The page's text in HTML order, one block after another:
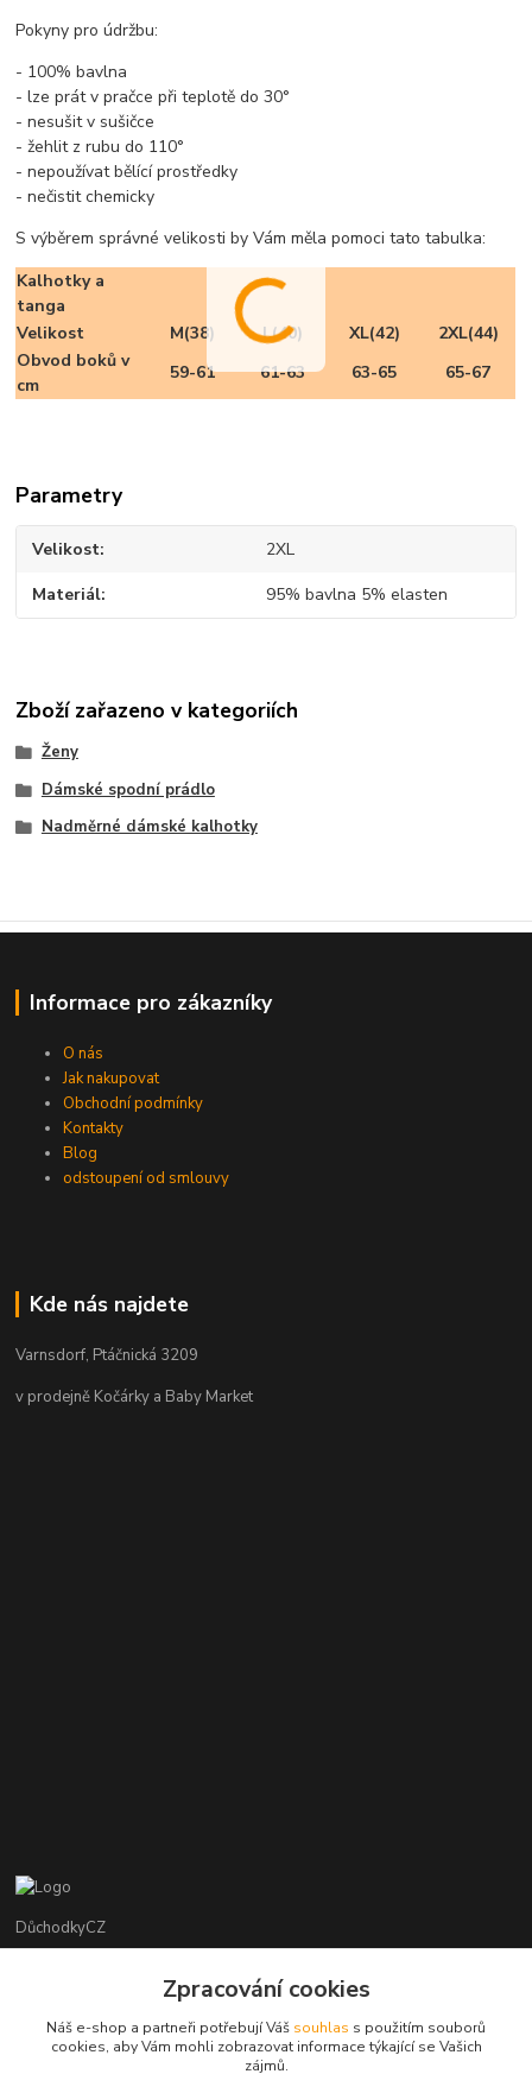
Pokyny pro údržbu:
- 100% bavlna
- lze prát v pračce při teplotě do 30°
- nesušit v sušičce
- žehlit z rubu do 110°
- nepoužívat bělící prostředky
- nečistit chemicky
S výběrem správné velikosti by Vám měla pomoci tato tabulka:
Kalhotky a
tanga
Velikost
M(38) L(40) XL(42)
2XL(44)
Obvod boků v
cm
59-61 61-63 63-65 65-67
Parametry
Velikost 2XL
Materiál 95% bavlna 5% elasten
Zboží zařazeno v kategoriích
Ženy
Dámské spodní prádlo
Nadměrné dámské kalhotky
Informace pro zákazníky
O nás
Jak nakupovat
Obchodní podmínky
Kontakty
Blog
odstoupení od smlouvy
Kde nás najdete
Varnsdorf, Ptáčnická 3209
v prodejně Kočárky a Baby Market
DůchodkyCZ
+420 412384749
objednavky@duchodky.cz
Zpracování cookies
Náš e-shop a partneři potřebují Váš souhlas s použitím souborů
cookies, aby Vám mohli zobrazovat informace týkající se Vašich
zájmů.